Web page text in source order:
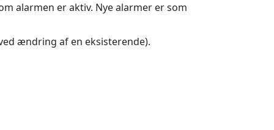
alarmen er aktiv. Nye alarmer er som
ændring af en eksisterende).